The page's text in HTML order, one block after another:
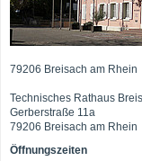
79206 Breisach am Rhein
Technisches Rathaus
Gerberstraße 11a
79206 Breisach am Rhein
Öffnungszeiten